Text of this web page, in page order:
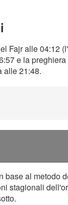
Fajr alle 04:12
e la
alle 21:48.
base al metodo
stagionali